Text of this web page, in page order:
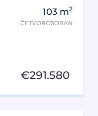
103 m2
ČETVOROSOBAN
€291.580